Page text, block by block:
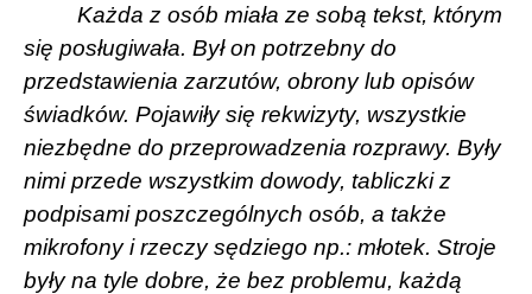
Każda z osób miała ze sobą tekst, którym
się posługiwała. Był on potrzebny do
przedstawienia zarzutów, obrony lub opisów
świadków. Pojawiły się rekwizyty, wszystkie
niezbędne do przeprowadzenia rozprawy. Były
nimi przede wszystkim dowody, tabliczki z
podpisami poszczególnych osób, a także
mikrofony i rzeczy sędziego np.: młotek. Stroje
były na tyle dobre, że bez problemu, każdą